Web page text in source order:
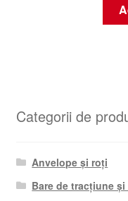
Categorii de
Anvelope și roți
Bare de tracțiune